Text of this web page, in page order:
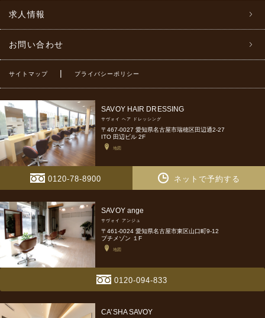
求人情報
お問い合わせ
サイトマップ | プライバシーポリシー
SAVOY HAIR DRESSING
サヴォイ ヘア ドレッシング
〒467-0027 愛知県名古屋市瑞穂区田辺通2-27
ITO 田辺ビル 2F
地図
0120-78-8900 ネットで予約する
SAVOY ange
サヴォイ アンジュ
〒461-0024 愛知県名古屋市東区山口町9-12
プチメゾン １F
地図
0120-094-833
CA’SHA SAVOY